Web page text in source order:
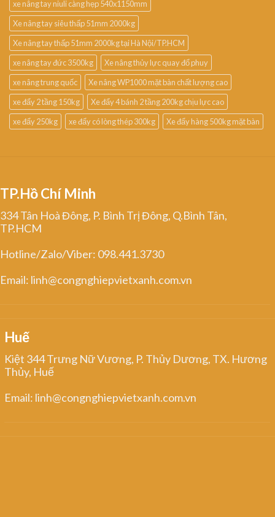
xe nâng tay niuli càng hẹp 540x1150mm
Xe nâng tay siêu thấp 51mm 2000kg
Xe nâng tay thấp 51mm 2000kg tại Hà Nội/TP.HCM
xe nâng tay đức 3500kg
Xe nâng thủy lực quay đổ phuy
xe nâng trung quốc
Xe nâng WP1000 mặt bàn chất lượng cao
xe đẩy 2 tầng 150kg
Xe đẩy 4 bánh 2 tầng 200kg chịu lực cao
xe đẩy 250kg
xe đẩy có lòng thép 300kg Xe đẩy hàng 500kg mặt bàn
TP.Hồ Chí Minh
334 Tân Hoà Đông, P. Bình Trị Đông, Q.Bình Tân,
TP.HCM
Hotline/Zalo/Viber: 098.441.3730
Email: linh@congnghiepvietxanh.com.vn
Huế
Kiệt 344 Trưng Nữ Vương, P. Thủy Dương, TX. Hương
Thủy, Huế
Email: linh@congnghiepvietxanh.com.vn